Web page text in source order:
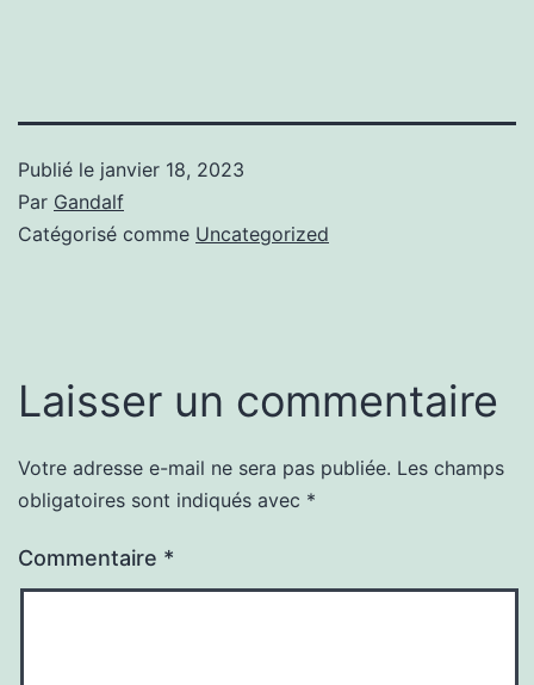
Publié le janvier 18, 2023
Par Gandalf
Catégorisé comme Uncategorized
Laisser un commentaire
Votre adresse e-mail ne sera pas publiée. Les champs
obligatoires sont indiqués avec *
Commentaire *